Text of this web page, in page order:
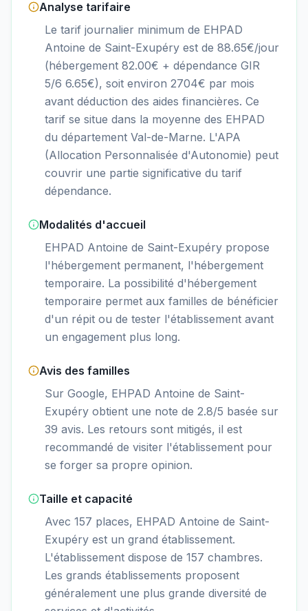
Analyse tarifaire
Le tarif journalier minimum de EHPAD
Antoine de Saint-Exupéry est de 88.65€/jour
(hébergement 82.00€ + dépendance GIR
5/6 6.65€), soit environ 2704€ par mois
avant déduction des aides financières. Ce
tarif se situe dans la moyenne des EHPAD
du département Val-de-Marne. L'APA
(Allocation Personnalisée d'Autonomie) peut
couvrir une partie significative du tarif
dépendance.
Modalités d'accueil
EHPAD Antoine de Saint-Exupéry propose
l'hébergement permanent, l'hébergement
temporaire. La possibilité d'hébergement
temporaire permet aux familles de bénéficier
d'un répit ou de tester l'établissement avant
un engagement plus long.
Avis des familles
Sur Google, EHPAD Antoine de Saint-
Exupéry obtient une note de 2.8/5 basée sur
39 avis. Les retours sont mitigés, il est
recommandé de visiter l'établissement pour
se forger sa propre opinion.
Taille et capacité
Avec 157 places, EHPAD Antoine de Saint-
Exupéry est un grand établissement.
L'établissement dispose de 157 chambres.
Les grands établissements proposent
généralement une plus grande diversité de